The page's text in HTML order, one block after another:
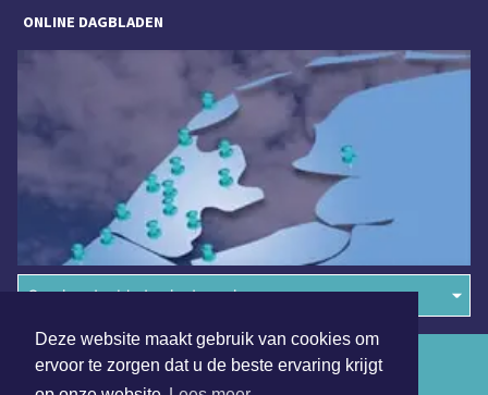
Deze website maakt gebruik van cookies om
ervoor te zorgen dat u de beste ervaring krijgt
ONLINE DAGBLADEN
Overige dagbladen in de regio
Algemene voorwaarden